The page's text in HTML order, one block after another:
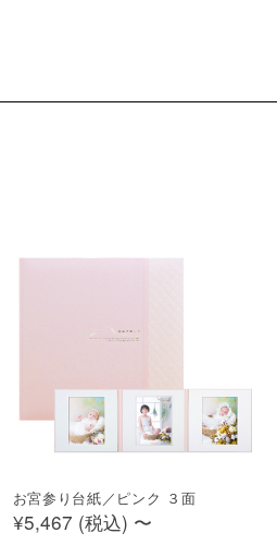
お宮参り台紙／ピンク ３面
¥5,467 (税込) 〜